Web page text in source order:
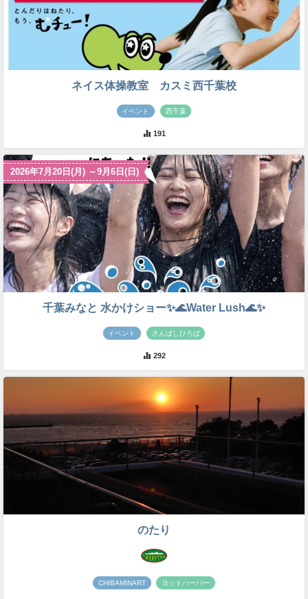
ネイス体操教室 カスミ西千葉校
イベント 西千葉
191
2026年7月20日(月) ～9月6日(日)
千葉みなと 水かけショー✨🌊Water Lush🌊✨
イベント さんばしひろば
292
のたり
CHIBAMINART ヨットハーバー